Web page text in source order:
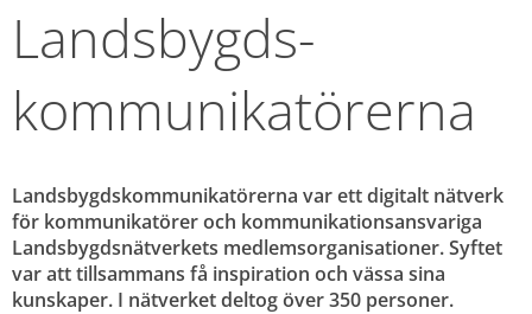
Landsbygds­
kommunikatörerna
Landsbygdskommunikatörerna var ett digitalt nätverk
för kommunikatörer och kommunikationsansvariga
Landsbygdsnätverkets medlemsorganisationer. Syftet
var att tillsammans få inspiration och vässa sina
kunskaper. I nätverket deltog över 350 personer.